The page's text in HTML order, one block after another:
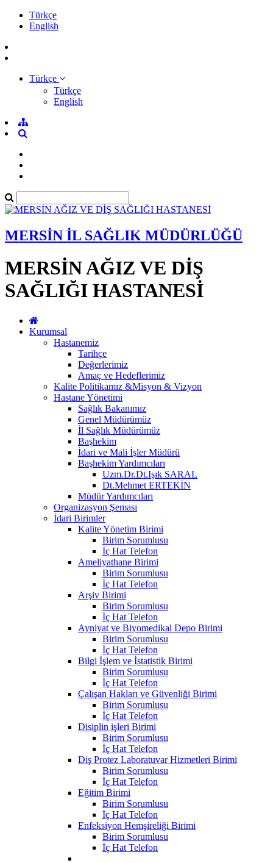
Türkçe
English
Türkçe
Türkçe
English
MERSİN İL SAĞLIK MÜDÜRLÜĞÜ
MERSİN AĞIZ VE DİŞ
SAĞLIĞI HASTANESİ
Kurumsal
Hastanemiz
Tarihçe
Değerlerimiz
Amaç ve Hedeflerimiz
Kalite Politikamız &Misyon & Vizyon
Hastane Yönetimi
Sağlık Bakanımız
Genel Müdürümüz
İl Sağlık Müdürümüz
Başhekim
İdari ve Mali İşler Müdürü
Başhekim Yardımcıları
Uzm.Dr.Dt.Işık SARAL
Dt.Mehmet ERTEKİN
Müdür Yardımcıları
Organizasyon Şeması
İdari Birimler
Kalite Yönetim Birimi
Birim Sorumlusu
İç Hat Telefon
Ameliyathane Birimi
Birim Sorumlusu
İç Hat Telefon
Arşiv Birimi
Birim Sorumlusu
İç Hat Telefon
Ayniyat ve Biyomedikal Depo Birimi
Birim Sorumlusu
İç Hat Telefon
Bilgi İşlem ve İstatistik Birimi
Birim Sorumlusu
İç Hat Telefon
Çalışan Hakları ve Güvenliği Birimi
Birim Sorumlusu
İç Hat Telefon
Disiplin işleri Birimi
Birim Sorumlusu
İç Hat Telefon
Diş Protez Laboratuvar Hizmetleri Birimi
Birim Sorumlusu
İç Hat Telefon
Eğitim Birimi
Birim Sorumlusu
İç Hat Telefon
Enfeksiyon Hemşireliği Birimi
Birim Sorumlusu
İç Hat Telefon